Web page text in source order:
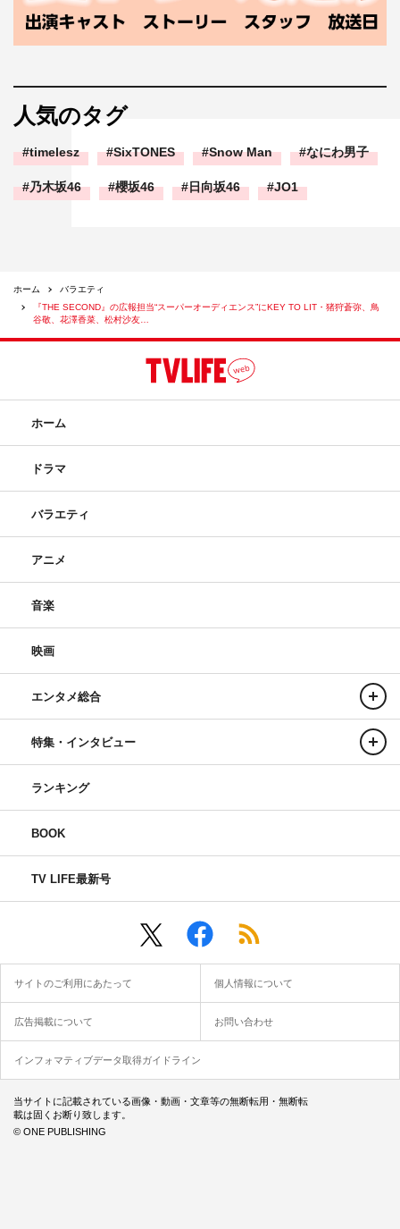
『THE SECOND～漫才トーナメント～2026』
フジテレビ系
※一部地域では放送時間が異なります
＜グランプリファイナル司会＞
東野幸治、宮司愛海（フジテレビアナウンサー）
博多華丸・大吉
＜リポーター＞
小室瑛莉子（フジテレビアナウンサー）
＜スーパーオーディエンス＞（五十音順）
猪狩蒼弥（KEY TO LIT）、鳥谷敬、花澤香菜（5月16日
村沙友理
＜グランプリファイナル出場者＞
■第1試合
先攻：金属バット（小林圭輔、友保隼平）
■第2試合
先攻：タモンズ（大波康平、安部浩章）
■第3試合
先攻：シャンプーハット（恋さん、てつじ）
■第4試合
先攻：ザ・パンチ（パンチ浜崎、ノーパンチ松尾）
後攻：トット（多田智佑、桑原雅人）
©フジテレビ
人気のタグ
timelesz SixTONES Snow Man なにわ男子
乃木坂46 櫻坂46 日向坂46 JO1
ホーム
バラエティ
『THE SECOND』の広報担当“スーパーオーディエンス”にKEY TO LIT・猪狩蒼弥、鳥
谷敬、花澤香菜、松村沙友…
ホーム
ドラマ
バラエティ
アニメ
音楽
映画
エンタメ総合
特集・インタビュー
ランキング
BOOK
TV LIFE最新号
サイトのご利用にあたって 個人情報について
広告掲載について お問い合わせ
インフォマティブデータ取得ガイドライン
当サイトに記載されている画像・動画・文章等の無断転用・無断転
載は固くお断り致します。
© ONE PUBLISHING